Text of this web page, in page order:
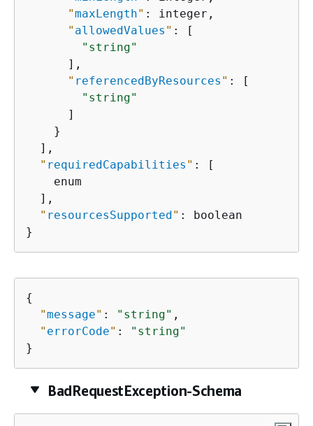
"maxLength" : integer,
" allowedValues " : [
"string"
      ],
" referencedByResources " : [
"string"
      ]
    }
  ],
" requiredCapabilities " : [
    enum
  ],
" resourcesSupported" : boolean
}
{
"message" : "string" ,
" errorCode" :
"string"
}
BadRequestException-Schema